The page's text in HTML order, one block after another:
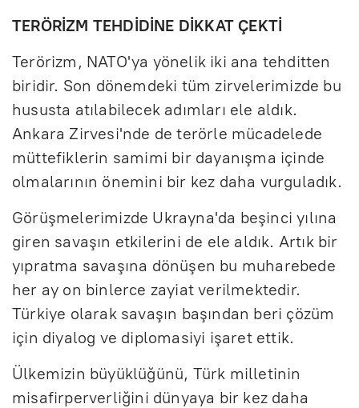
TERÖRİZM TEHDİDİNE DİKKAT ÇEKTİ
Terörizm, NATO'ya yönelik iki ana tehditten
biridir. Son dönemdeki tüm zirvelerimizde bu
hususta atılabilecek adımları ele aldık.
Ankara Zirvesi'nde de terörle mücadelede
müttefiklerin samimi bir dayanışma içinde
olmalarının önemini bir kez daha vurguladık.
Görüşmelerimizde Ukrayna'da beşinci yılına
giren savaşın etkilerini de ele aldık. Artık bir
yıpratma savaşına dönüşen bu muharebede
her ay on binlerce zayiat verilmektedir.
Türkiye olarak savaşın başından beri çözüm
için diyalog ve diplomasiyi işaret ettik.
Ülkemizin büyüklüğünü, Türk milletinin
misafirperverliğini dünyaya bir kez daha